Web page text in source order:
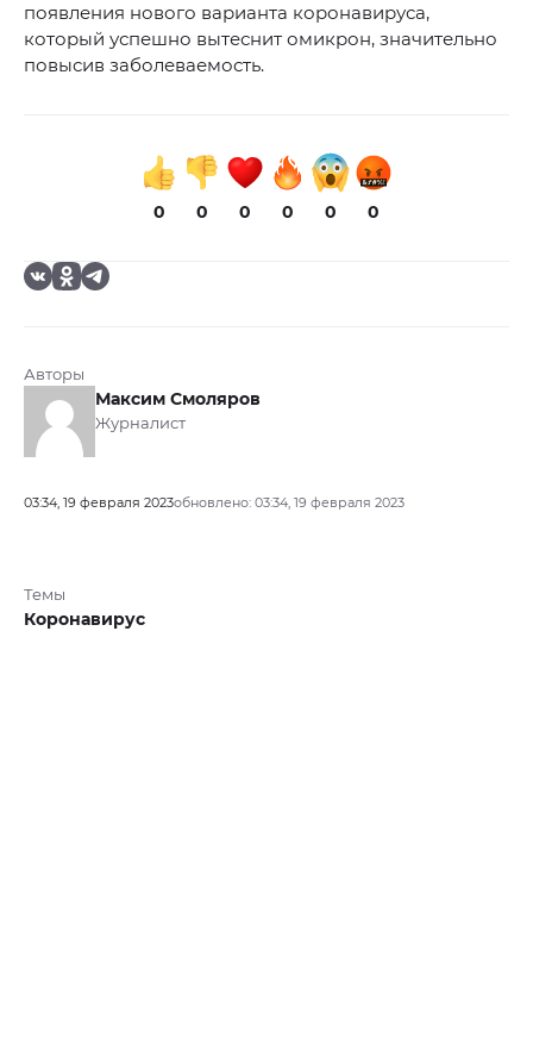
появления нового варианта коронавируса,
который успешно вытеснит омикрон, значительно
повысив заболеваемость.
0 0 0 0 0 0
Авторы
Максим Смоляров
Журналист
03:34, 19 февраля 2023обновлено: 03:34, 19 февраля 2023
Темы
Коронавирус